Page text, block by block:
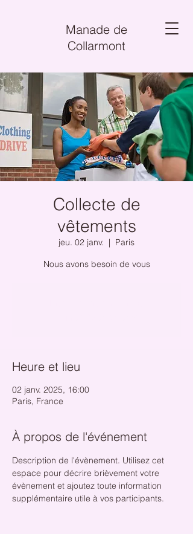
Manade de
Collarmont
Collecte de
vêtements
jeu. 02 janv.
  |
Paris
Nous avons besoin de vous
Heure et lieu
02 janv. 2025, 16:00
Paris, France
À propos de l'événement
Description de l'évènement. Utilisez cet
espace pour décrire brièvement votre
évènement et ajoutez toute information
supplémentaire utile à vos participants.